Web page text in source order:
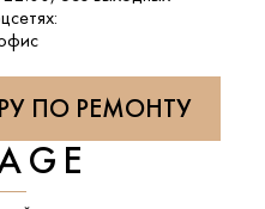
ПО РЕМОНТУ